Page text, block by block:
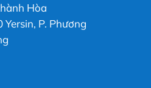
Hòa
Yersin, P. Phương